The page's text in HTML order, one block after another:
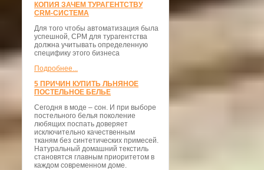
КОПИЯ ЗАЧЕМ ТУРАГЕНТСТВУ
CRM-СИСТЕМА
Для того чтобы автоматизация была
успешной, СРМ для турагентства
должна учитывать определенную
специфику этого бизнеса
Подробнее...
5 ПРИЧИН КУПИТЬ ЛЬНЯНОЕ
ПОСТЕЛЬНОЕ БЕЛЬЕ
Сегодня в моде – сон. И при выборе
постельного белья поколение
любящих поспать доверяет
исключительно качественным
тканям без синтетических примесей.
Натуральный домашний текстиль
становятся главным приоритетом в
каждом современном доме.